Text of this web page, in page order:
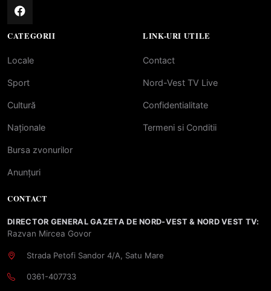
CATEGORII
Locale
Sport
Cultură
Naționale
Bursa zvonurilor
Anunțuri
LINK-URI UTILE
Contact
Nord-Vest TV Live
Confidentialitate
Termeni si Conditii
CONTACT
DIRECTOR GENERAL GAZETA DE NORD-VEST & NORD VEST TV:
Razvan Mircea Govor
Strada Petofi Sandor 4/A, Satu Mare
0361-407733